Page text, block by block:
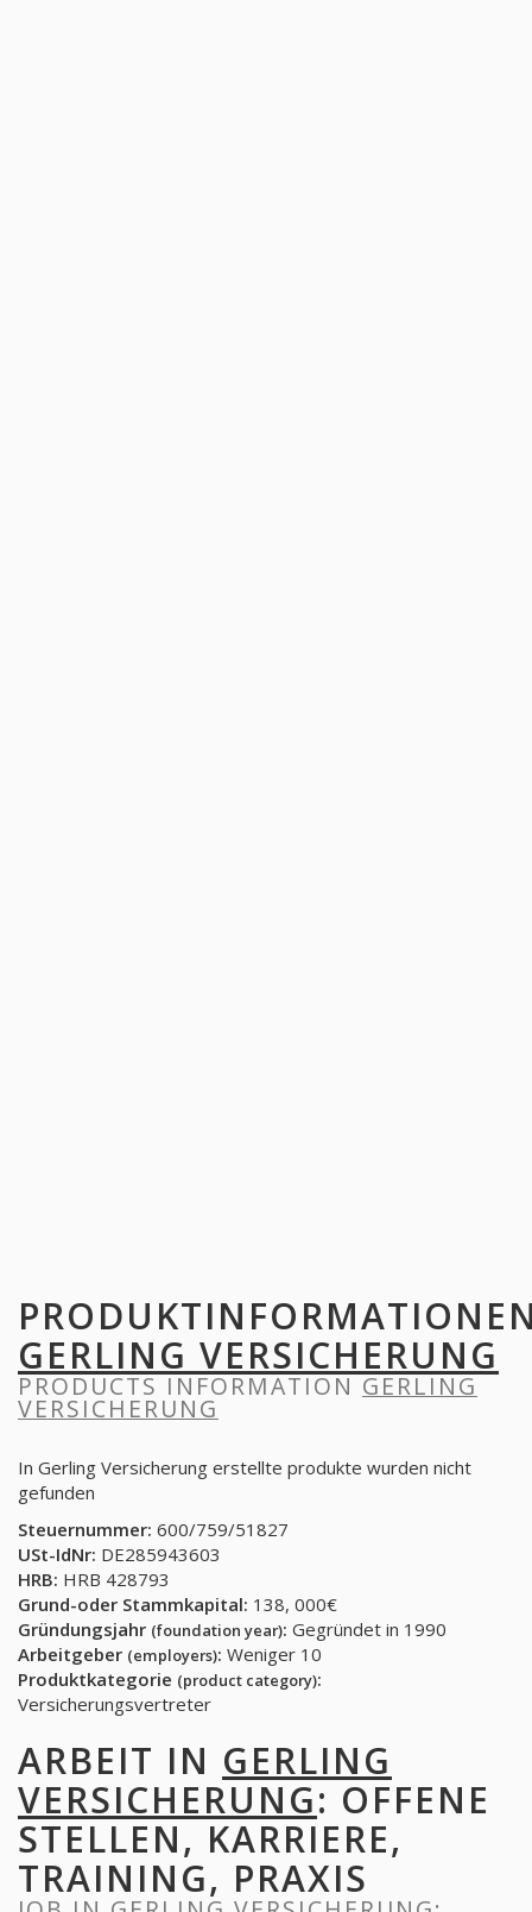
GERLING VERSICHERUNG
PRODUCTS INFORMATION GERLING
VERSICHERUNG
In Gerling Versicherung erstellte produkte wurden nicht
gefunden
Steuernummer: 600/759/51827
USt-IdNr: DE285943603
HRB: HRB 428793
Grund-oder Stammkapital: 138, 000€
Gründungsjahr (foundation year): Gegründet in 1990
Arbeitgeber (employers): Weniger 10
Produktkategorie (product category):
Versicherungsvertreter
ARBEIT IN GERLING
VERSICHERUNG: OFFENE
STELLEN, KARRIERE,
TRAINING, PRAXIS